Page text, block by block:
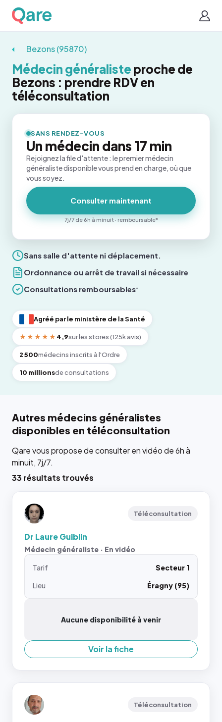
Bezons (95870)
Médecin généraliste proche de
Bezons : prendre RDV en
téléconsultation
Sans salle d'attente ni déplacement.
Ordonnance ou arrêt de travail si nécessaire
Consultations remboursables*
Agréé par le ministère de la Santé
★★★★★ 4,9sur les stores (125k avis)
2 500médecins inscrits à l'Ordre
10 millionsde consultations
SANS RENDEZ-VOUS
Un médecin dans 17 min
Rejoignez la file d'attente : le premier médecin
généraliste disponible vous prend en charge, où que
vous soyez.
Consulter maintenant
7j/7 de 6h à minuit · remboursable*
Autres médecins généralistes
disponibles en téléconsultation
Qare vous propose de consulter en vidéo de 6h à
minuit, 7j/7.
33 résultats trouvés
Téléconsultation
Dr Laure Guiblin
Médecin généraliste · En vidéo
Tarif
Secteur 1
Lieu
Éragny (95)
Aucune disponibilité à venir
Voir la fiche
Téléconsultation